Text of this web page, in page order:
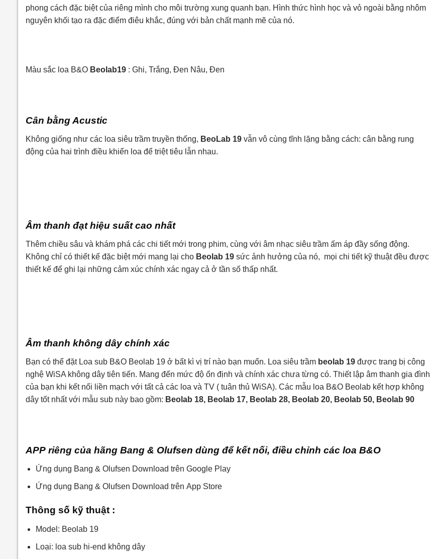
phong cách đặc biệt của riêng mình cho môi trường xung quanh bạn. Hình thức hình học và vỏ ngoài bằng nhôm
nguyên khối tạo ra đặc điểm điêu khắc, đúng với bản chất mạnh mẽ của nó.
Màu sắc loa B&O Beolab19 : Ghi, Trắng, Đen Nâu, Đen
Cân bằng Acustic
Không giống như các loa siêu trầm truyền thống, BeoLab 19vẫn vô cùng tĩnh lặng bằng cách: cân bằng rung
động của hai trình điều khiển loa để triệt tiêu lẫn nhau.
Âm thanh đạt hiệu suất cao nhất
Thêm chiều sâu và khám phá các chi tiết mới trong phim, cùng với âm nhạc siêu trầm ấm áp đầy sống động.
Không chỉ có thiết kế đặc biệt mới mang lại cho Beolab 19sức ảnh hưởng của nó, mọi chi tiết kỹ thuật đều được
thiết kế để ghi lại những cảm xúc chính xác ngay cả ở tần số thấp nhất.
Âm thanh không dây chính xác
Bạn có thể đặt Loa sub B&O Beolab 19 ở bất kì vị trí nào bạn muốn. Loa siêu trầm beolab 19được trang bị công
nghệ WiSA không dây tiên tiến. Mang đến mức độ ổn định và chính xác chưa từng có. Thiết lập âm thanh gia đình
của bạn khi kết nối liền mạch với tất cả các loa và TV ( tuân thủ WiSA). Các mẫu loa B&O Beolab kết hợp không
dây tốt nhất với mẫu sub này bao gồm: Beolab 18, Beolab 17, Beolab 28, Beolab 20, Beolab 50, Beolab 90
APP riêng của hãng Bang & Olufsen dùng để kết nối, điều chỉnh các loa B&O
Ứng dụng Bang & Olufsen Download trên Google Play
Ứng dụng Bang & Olufsen Download trên App Store
Thông số kỹ thuật :
Model: Beolab 19
Loại: loa sub hi-end không dây